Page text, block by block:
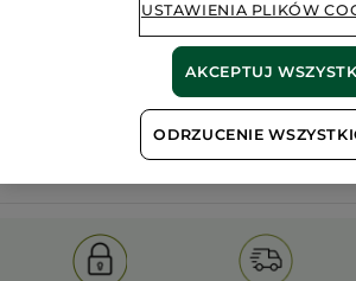
Pokaż więcej
PIELĘGNACJA TWARZY
USTAWIENIA PLIKÓW
ODRZUCENIE
AKCEPTUJ